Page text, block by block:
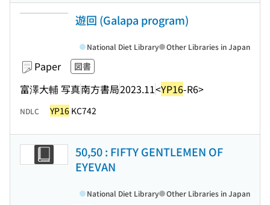
遊回 (Galapa program)
Paper 図書
富澤大輔 写真南方書局2023.11<YP16-R6>
National Diet Library Other Libraries in Japan
NDLC YP16 KC742
50,50 : FIFTY GENTLEMEN OF
EYEVAN
National Diet Library Other Libraries in Japan